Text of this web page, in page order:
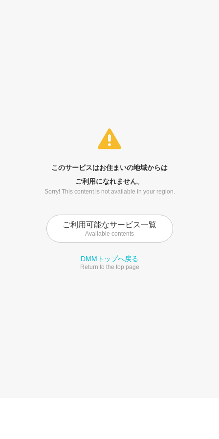
このサービスはお住まいの地域からは
ご利用になれません。
Sorry! This content is not available in your region.
ご利用可能なサービス一覧
Available contents
DMMトップへ戻る
Return to the top page